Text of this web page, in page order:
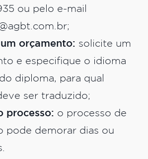
ou pelo e-mail
orçamento: solicite um
e especifique o idioma
diploma, para qual
ser traduzido;
processo: o processo de
pode demorar dias ou